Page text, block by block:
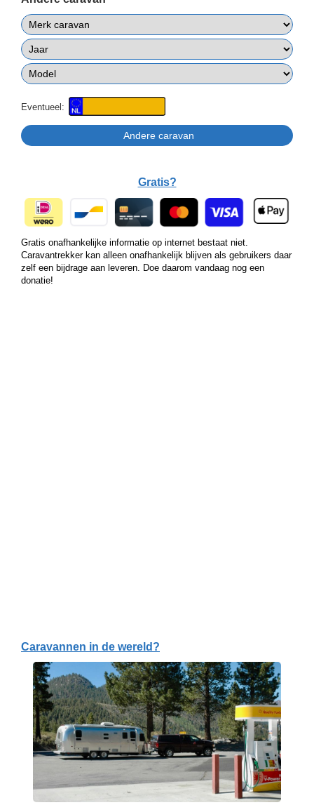
Eventueel:
Gratis?
Gratis onafhankelijke informatie op internet bestaat niet.
Caravantrekker kan alleen onafhankelijk blijven als gebruikers daar
zelf een bijdrage aan leveren. Doe daarom vandaag nog een
donatie!
Caravannen in de wereld?